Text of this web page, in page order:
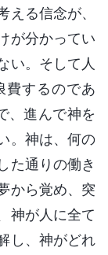
える信念が、
が分かってい
い。そして人
費するのであ
、進んで神を
。神は、何の
た通りの働き
から覚め、突
神が人に全て
し、神がどれ